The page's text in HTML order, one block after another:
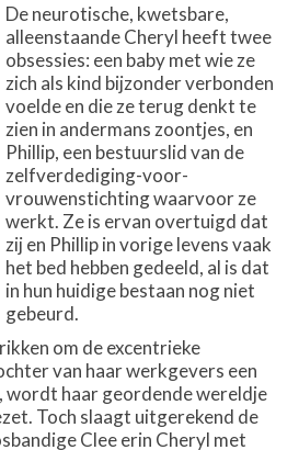
De neurotische, kwetsbare,
alleenstaande Cheryl heeft twee
obsessies: een baby met wie ze
zich als kind bijzonder verbonden
voelde en die ze terug denkt te
zien in andermans zoontjes, en
Phillip, een bestuurslid van de
zelfverdediging-voor-
vrouwenstichting waarvoor ze
werkt. Ze is ervan overtuigd dat
zij en Phillip in vorige levens vaak
het bed hebben gedeeld, al is dat
in hun huidige bestaan nog niet
gebeurd.
om de excentrieke
van haar werkgevers een
wordt haar geordende wereldje
Toch slaagt uitgerekend de
Clee erin Cheryl met